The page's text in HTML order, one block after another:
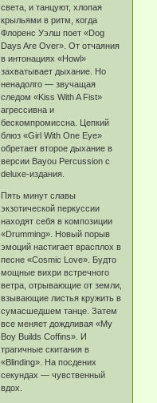
света, и танцуют, хлопая
крыльями в ритм, когда
Флоренс Уэлш поет «Dog
Days Are Over». От отчаяния
в интонациях «Howl»
захватывает дыхание. Но
ненадолго — звучащая
следом «Kiss With A Fist»
агрессивна и
бескомпромиссна. Цепкий
блюз «Girl With One Eye»
обретает второе дыхание в
версии Bayou Percussion с
deluxe-издания.
Пять минут славы
экзотической перкуссии
находят себя в композиции
«Drumming». Новый порыв
эмоций настигает врасплох в
песне «Cosmic Love». Будто
мощные вихри встречного
ветра, отрывающие от земли,
взывающие листья кружить в
сумасшедшем танце. Затем
все меняет дождливая «My
Boy Builds Coffins». И
трагичные скитания в
«Blinding». На посдених
секундах — чувственный
вдох.